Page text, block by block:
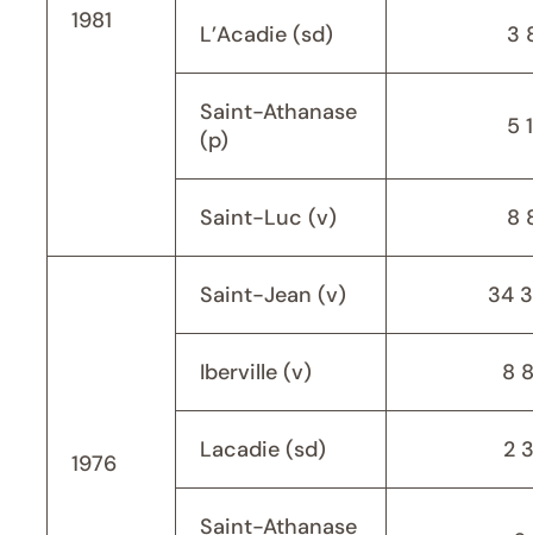
1981 L’Acadie (sd) 3
Saint-Athanase
(p)
5
Saint-Luc (v) 8
1976
Saint-Jean (v) 34
Iberville (v) 8
Lacadie (sd) 2
Saint-Athanase